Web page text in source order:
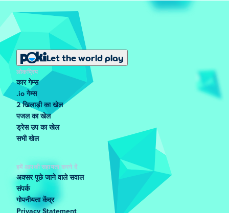
Let the world play
लोकप्रिय
कार गेम्स
.io गेम्स
2 खिलाड़ी का खेल
पजल का खेल
ड्रेस उप का खेल
सभी खेल
हमें आपकी सहायता करने दें
अक्सर पूछे जाने वाले सवाल
संपर्क
गोपनीयता केंद्र
Privacy Statement